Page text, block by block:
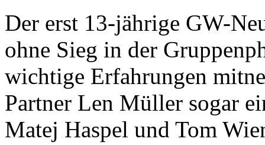
Der erst 13-jährige GW-
ohne Sieg in der
wichtige Erfahrungen
Partner Len Müller sogar
Matej Haspel und Tom